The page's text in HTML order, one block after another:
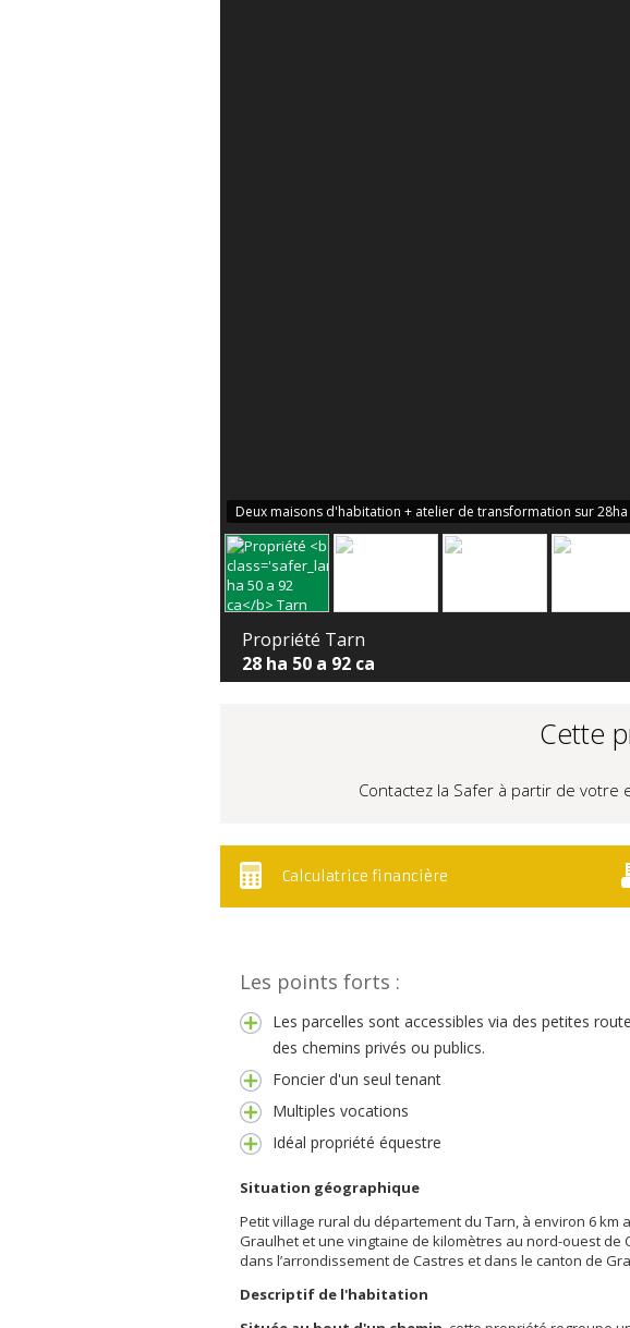
Deux maisons d'habitation + atelier de transformation sur 28ha
Propriété Tarn
28 ha 50 a 92 ca
Cette
Contactez la Safer à partir de votre
Calculatrice financière
Les points forts :
Les parcelles sont accessibles via des petites
des chemins privés ou publics.
Foncier d'un seul tenant
Multiples vocations
Idéal propriété équestre
Situation géographique
Petit village rural du département du Tarn, à environ 6 km
Graulhet et une vingtaine de kilomètres au nord-ouest de
dans l’arrondissement de Castres et dans le canton de
Descriptif de l'habitation